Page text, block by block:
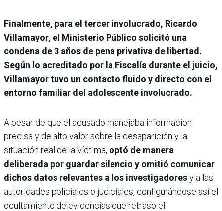
Finalmente, para el tercer involucrado, Ricardo
Villamayor, el Ministerio Público solicitó una
condena de 3 años de pena privativa de libertad.
Según lo acreditado por la Fiscalía durante el juicio,
Villamayor tuvo un contacto fluido y directo con el
entorno familiar del adolescente involucrado.
A pesar de que el acusado manejaba información
precisa y de alto valor sobre la desaparición y la
situación real de la víctima, optó de manera
deliberada por guardar silencio y omitió comunicar
dichos datos relevantes a los investigadoresy a las
autoridades policiales o judiciales, configurándose así el
ocultamiento de evidencias que retrasó el